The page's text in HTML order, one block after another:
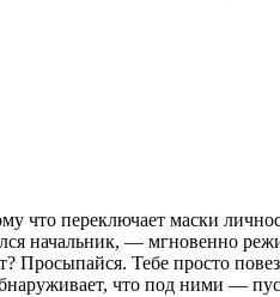
переключает маски
начальник, — мгновенно
Тебе просто
что под ними —